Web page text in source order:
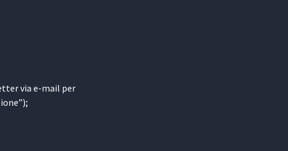
via e-mail per